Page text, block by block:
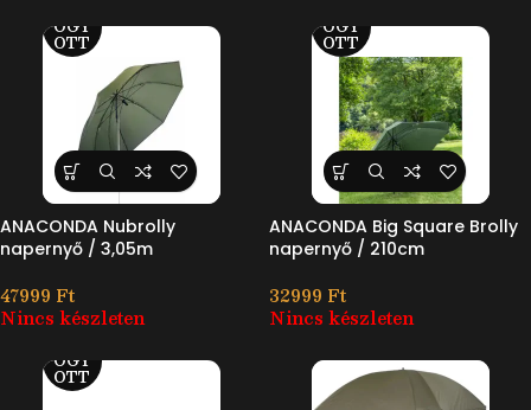
OGY
OTT
ANACONDA Nubrolly
napernyő / 3,05m
47999 Ft
Nincs készleten
OGY
OTT
ANACONDA Big Square Brolly
napernyő / 210cm
32999 Ft
Nincs készleten
OGY
OTT